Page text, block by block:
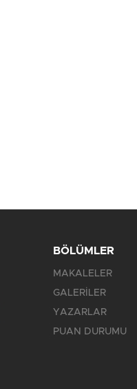
BÖLÜMLER
MAKALELER
GALERİLER
YAZARLAR
PUAN DURUMU